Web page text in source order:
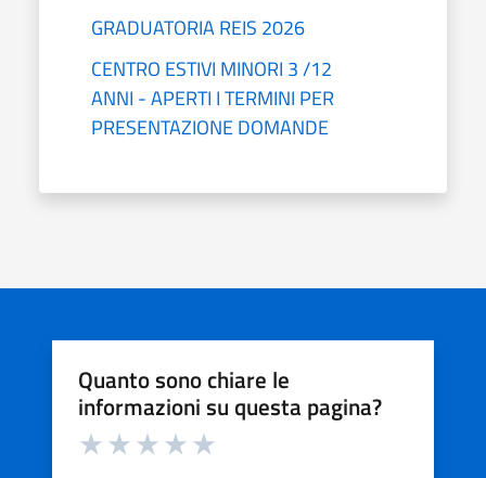
GRADUATORIA REIS 2026
CENTRO ESTIVI MINORI 3 /12
ANNI - APERTI I TERMINI PER
PRESENTAZIONE DOMANDE
Quanto sono chiare le
informazioni su questa pagina?
Valuta da 1 a 5 stelle la pagina